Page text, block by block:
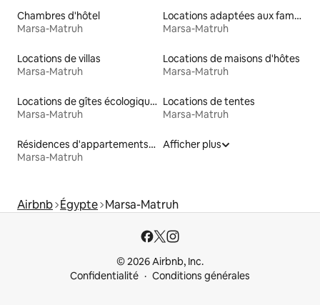
Chambres d'hôtel
Marsa-Matruh
Locations adaptées aux familles
Marsa-Matruh
Locations de villas
Marsa-Matruh
Locations de maisons d'hôtes
Marsa-Matruh
Locations de gîtes écologiques
Marsa-Matruh
Locations de tentes
Marsa-Matruh
Résidences d'appartements en location
Marsa-Matruh
Afficher plus
Airbnb Égypte Marsa-Matruh
© 2026 Airbnb, Inc.
Confidentialité
Conditions générales